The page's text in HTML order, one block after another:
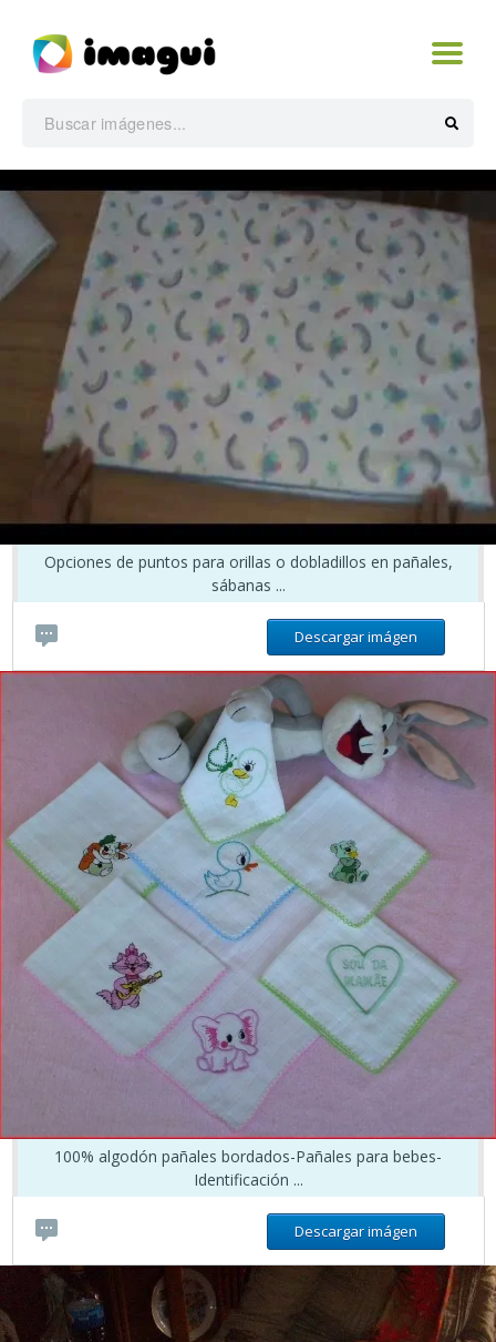
Opciones de puntos para orillas o dobladillos en pañales,
sábanas ...
Descargar imágen
100% algodón pañales bordados-Pañales para bebes-
Identificación ...
Descargar imágen